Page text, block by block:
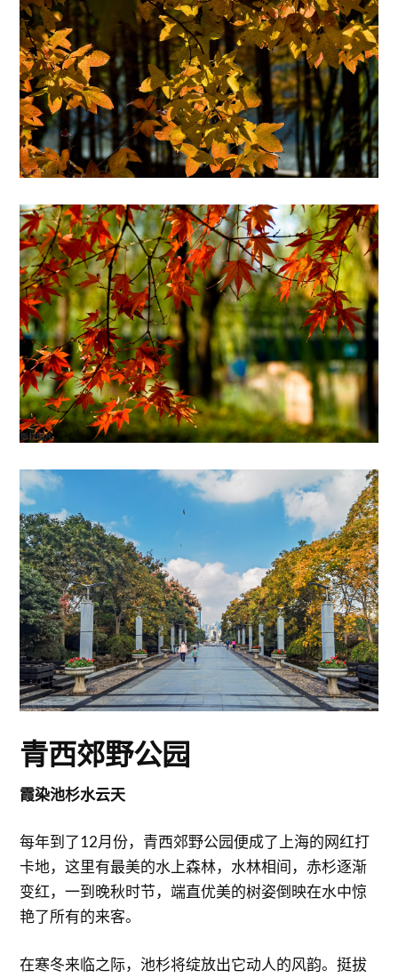
青西郊野公园
霞染池杉水云天
每年到了12月份，青西郊野公园便成了上海的网红打
卡地，这里有最美的水上森林，水林相间，赤杉逐渐
变红，一到晚秋时节，端直优美的树姿倒映在水中惊
艳了所有的来客。
在寒冬来临之际，池杉将绽放出它动人的风韵。挺拔